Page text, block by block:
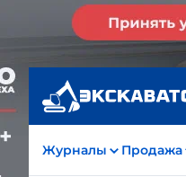
Журналы Продажа